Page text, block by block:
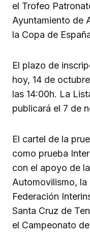
el Trofeo
Ayuntamiento de
la Copa de
El plazo de
hoy, 14 de
las 14:00h. La
publicará el 7 de
El cartel de la
como prueba
con el apoyo de
Automovilismo, la
Federación
Santa Cruz de
el Campeonato